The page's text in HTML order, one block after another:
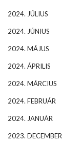
2024. JÚLIUS
2024. JÚNIUS
2024. MÁJUS
2024. ÁPRILIS
2024. MÁRCIUS
2024. FEBRUÁR
2024. JANUÁR
2023. DECEMBER